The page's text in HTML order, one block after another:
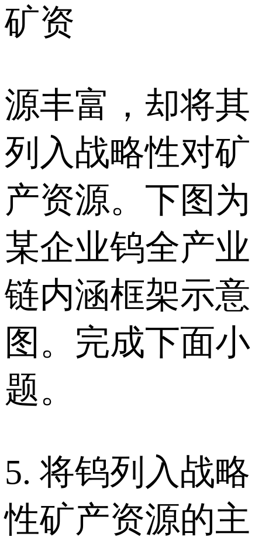
矿资
源丰富，却将其
列入战略性对矿
产资源。下图为
某企业钨全产业
链内涵框架示意
图。完成下面小
题。
5. 将钨列入战略
性矿产资源的主